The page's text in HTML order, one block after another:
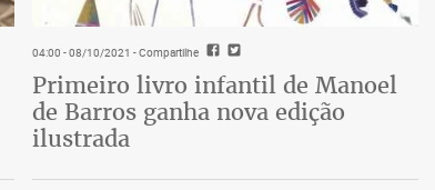
04:00 - 08/10/2021 - Compartilhe
Primeiro livro infantil de Manoel
de Barros ganha nova edição
ilustrada